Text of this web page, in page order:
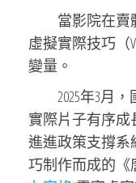
當影院在賣
虛擬實際技巧（
變量。
2025年3月
實際片子有序
進進政策支撐系
巧制作而成的《